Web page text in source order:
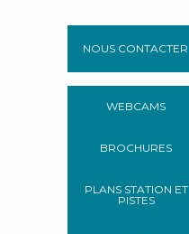
NOUS CONTACTER
WEBCAMS
BROCHURES
PLANS STATION ET
PISTES